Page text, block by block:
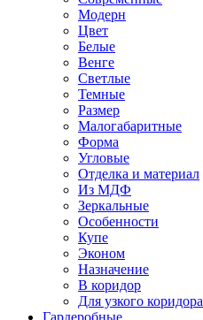
Модерн
Цвет
Белые
Венге
Светлые
Темные
Размер
Малогабаритные
Форма
Угловые
Отделка и материал
Из МДФ
Зеркальные
Особенности
Купе
Эконом
Назначение
В коридор
Для узкого коридора
Гардеробные